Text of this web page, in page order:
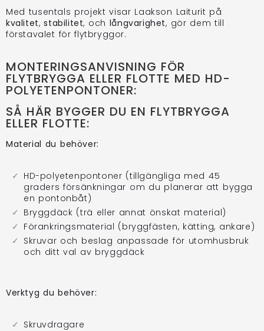
Med tusentals projekt visar Laakson Laiturit på
kvalitet,stabilitet, och långvarighet, gör dem till
förstavalet för flytbryggor.
MONTERINGSANVISNING FÖR
FLYTBRYGGA ELLER FLOTTE MED HD-
POLYETENPONTONER:
SÅ HÄR BYGGER DU EN FLYTBRYGGA
ELLER FLOTTE:
Material du behöver:
HD-polyetenpontoner (tillgängliga med 45
graders försänkningar om du planerar att bygga
en pontonbåt)
Bryggdäck (trä eller annat önskat material)
Förankringsmaterial (bryggfästen, kätting, ankare)
Skruvar och beslag anpassade för utomhusbruk
och ditt val av bryggdäck
Verktyg du behöver:
Skruvdragare